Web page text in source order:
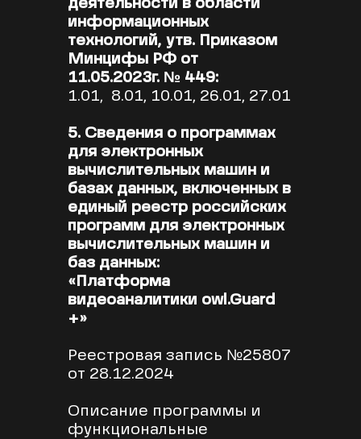
деятельности в области
информационных
технологий, утв. Приказом
Минцифы РФ от
11.05.2023г. № 449:
1.01, 8.01, 10.01, 26.01, 27.01
5. Сведения о программах
для электронных
вычислительных машин и
базах данных, включенных в
единый реестр российских
программ для электронных
вычислительных машин и
баз данных:
«Платформа
видеоаналитики owl.Guard
+»
Реестровая запись №25807
от 28.12.2024
Описание программы и
функциональные